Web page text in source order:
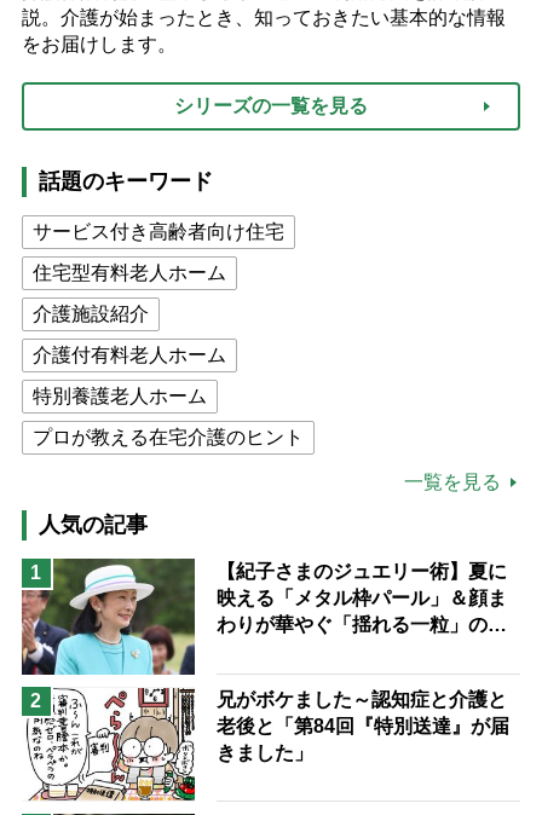
説。介護が始まったとき、知っておきたい基本的な情報
をお届けします。
シリーズの一覧を見る
話題のキーワード
サービス付き高齢者向け住宅
住宅型有料老人ホーム
介護施設紹介
介護付有料老人ホーム
特別養護老人ホーム
プロが教える在宅介護のヒント
高木ブー
ケアマネジャー
猫が母になつきません
息子の遠距離介護サバイバル術
兄がボケました
予防法
一覧を見る
人気の記事
1
【紀子さまのジュエリー術】夏に
映える「メタル枠パール」＆顔ま
わりが華やぐ「揺れる一粒」の使
2
兄がボケました～認知症と介護と
老後と「第84回『特別送達』が届
きました」